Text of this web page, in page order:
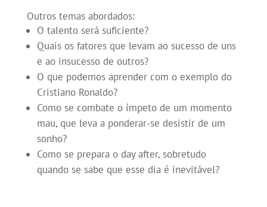
Outros temas abordados:
O talento será suficiente?
Quais os fatores que levam ao sucesso de uns
e ao insucesso de outros?
O que podemos aprender com o exemplo do
Cristiano Ronaldo?
Como se combate o ímpeto de um momento
mau, que leva a ponderar-se desistir de um
sonho?
Como se prepara o day after, sobretudo
quando se sabe que esse dia é inevitável?